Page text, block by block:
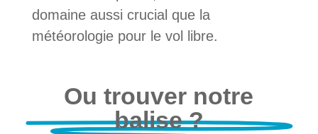
domaine aussi crucial que la
météorologie pour le vol libre.
Ou trouver notre
balise ?